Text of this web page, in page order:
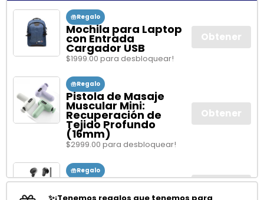
Regalo
Mochila para Laptop
con Entrada
Cargador USB
$1999.00 para desbloquear!
Obtener
Regalo
Pistola de Masaje
Muscular Mini:
Recuperación de
Tejido Profundo
(16mm)
$2999.00 para desbloquear!
Obtener
Regalo
Audífonos HTC NE20
In-ear Inalámbricos Obtener